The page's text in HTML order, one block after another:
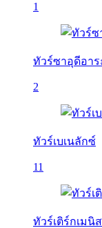
1
ทัวร์ซาอุดีอาร
2
ทัวร์เบเนลักซ์
11
ทัวร์เติร์กเมนิ